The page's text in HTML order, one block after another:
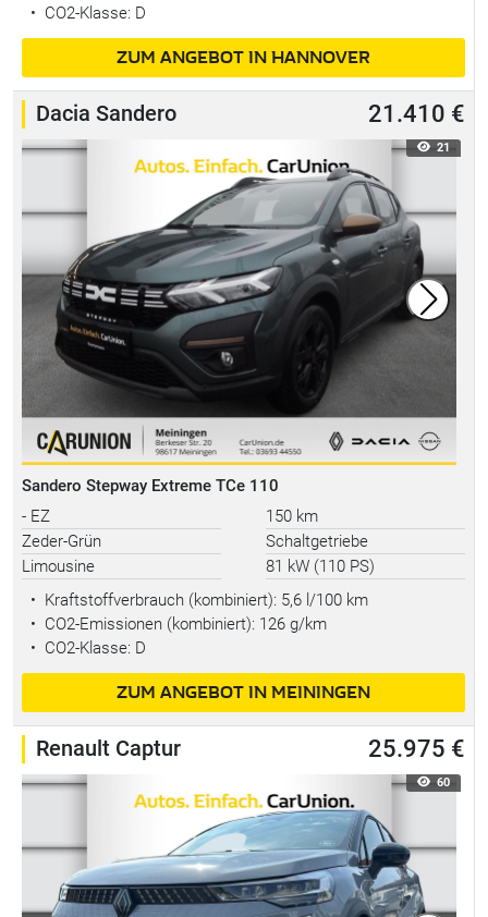
• CO2-Klasse: D
ZUM ANGEBOT IN HANNOVER
Dacia Sandero 21.410 €
21
Sandero Stepway Extreme TCe 110
- EZ
150 km
Zeder-Grün
Schaltgetriebe
Limousine
81 kW (110 PS)
• Kraftstoffverbrauch (kombiniert): 5,6 l/100 km
• CO2-Emissionen (kombiniert): 126 g/km
• CO2-Klasse: D
ZUM ANGEBOT IN MEININGEN
Renault Captur 25.975 €
60